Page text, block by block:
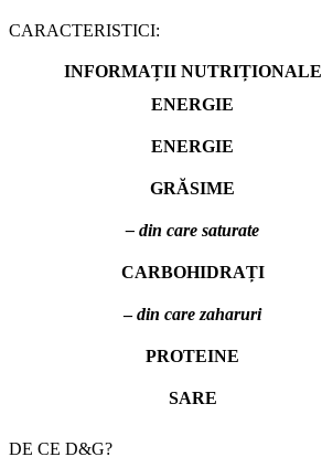
CARACTERISTICI:
INFORMAȚII NUTRIȚIONALE
ENERGIE
ENERGIE
GRĂSIME
– din care saturate
CARBOHIDRAȚI
–din care zaharuri
PROTEINE
SARE
DE CE D&G?